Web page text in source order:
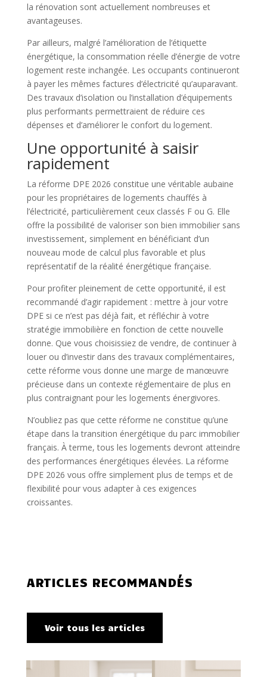
la rénovation sont actuellement nombreuses et
avantageuses.
Par ailleurs, malgré l’amélioration de l’étiquette
énergétique, la consommation réelle d’énergie de votre
logement reste inchangée. Les occupants continueront
à payer les mêmes factures d’électricité qu’auparavant.
Des travaux d’isolation ou l’installation d’équipements
plus performants permettraient de réduire ces
dépenses et d’améliorer le confort du logement.
Une opportunité à saisir
rapidement
La réforme DPE 2026 constitue une véritable aubaine
pour les propriétaires de logements chauffés à
l’électricité, particulièrement ceux classés F ou G. Elle
offre la possibilité de valoriser son bien immobilier sans
investissement, simplement en bénéficiant d’un
nouveau mode de calcul plus favorable et plus
représentatif de la réalité énergétique française.
Pour profiter pleinement de cette opportunité, il est
recommandé d’agir rapidement : mettre à jour votre
DPE si ce n’est pas déjà fait, et réfléchir à votre
stratégie immobilière en fonction de cette nouvelle
donne. Que vous choisissiez de vendre, de continuer à
louer ou d’investir dans des travaux complémentaires,
cette réforme vous donne une marge de manœuvre
précieuse dans un contexte réglementaire de plus en
plus contraignant pour les logements énergivores.
N’oubliez pas que cette réforme ne constitue qu’une
étape dans la transition énergétique du parc immobilier
français. À terme, tous les logements devront atteindre
des performances énergétiques élevées. La réforme
DPE 2026 vous offre simplement plus de temps et de
flexibilité pour vous adapter à ces exigences
croissantes.
ARTICLES RECOMMANDÉS
Voir tous les articles